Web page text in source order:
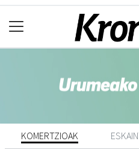
KOMERTZIOAK